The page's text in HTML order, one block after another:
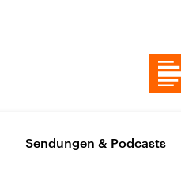
Sendungen & Podcasts